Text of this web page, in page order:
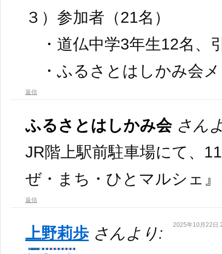
３）参加者（21名）
・道仏中学3年生12名
・ふるさとはしかみ会
返信
ふるさとはしかみ会 さん
JR階上駅前駐車場にて、
ぜ・まち・ひとマルシェ
返信
上野莉歩 さんより: 2025年10月22日